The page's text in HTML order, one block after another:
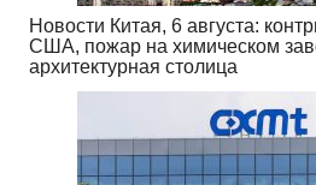
Новости Китая, 6 августа:
США, пожар на химическом
архитектурная столица